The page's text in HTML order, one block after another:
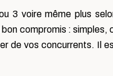
3 voire même plus
compromis :
de vos concurrents. Il